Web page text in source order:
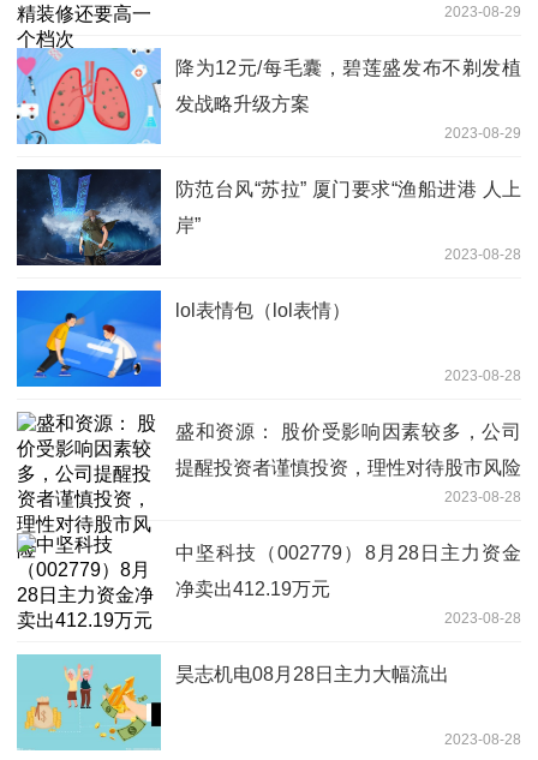
2023-08-29
降为12元/每毛囊，碧莲盛发布不剃发植
发战略升级方案
2023-08-29
防范台风“苏拉” 厦门要求“渔船进港 人上
岸”
2023-08-28
lol表情包（lol表情）
2023-08-28
盛和资源： 股价受影响因素较多，公司
提醒投资者谨慎投资，理性对待股市风险
2023-08-28
中坚科技（002779）8月28日主力资金
净卖出412.19万元
2023-08-28
昊志机电08月28日主力大幅流出
2023-08-28